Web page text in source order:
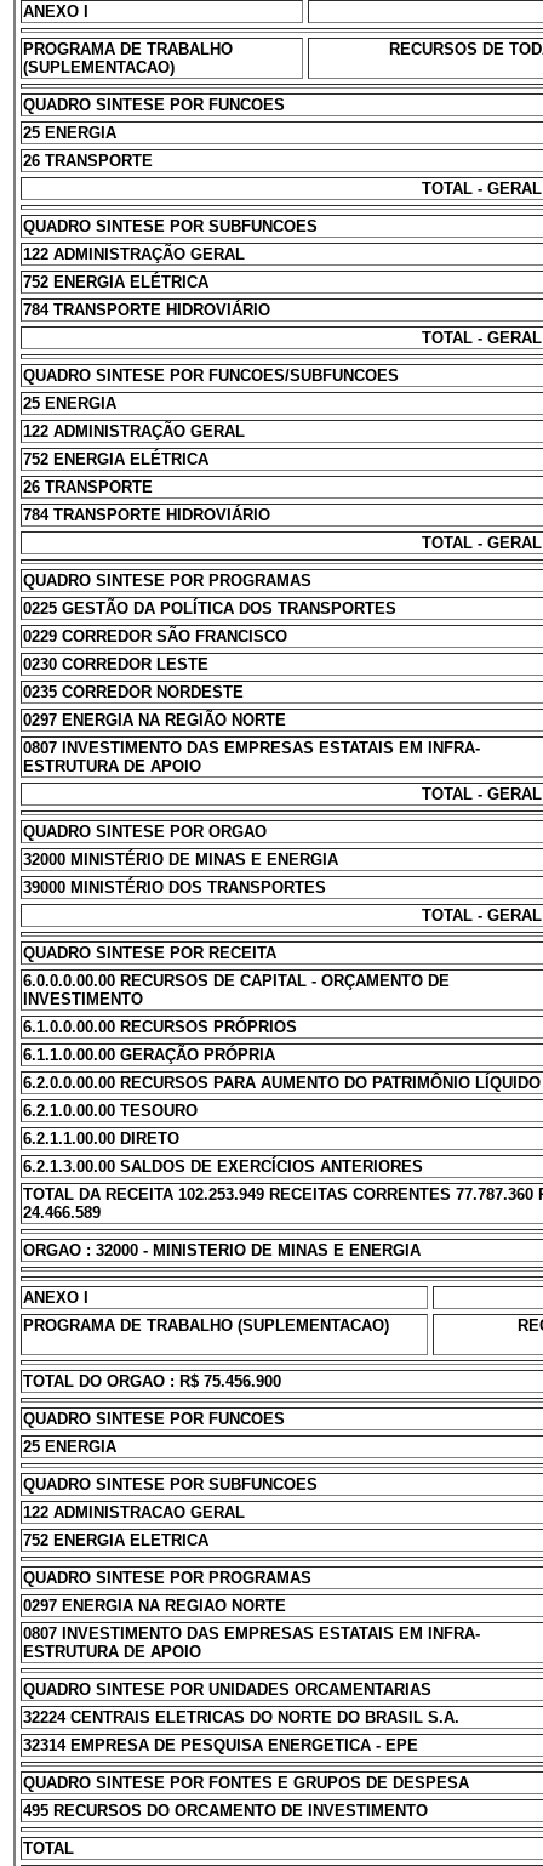
ANEXO I
PROGRAMA DE TRABALHO
(SUPLEMENTACAO)
RECURSOS DE
QUADRO SINTESE POR FUNCOES
25 ENERGIA
26 TRANSPORTE
TOTAL - GERAL
QUADRO SINTESE POR SUBFUNCOES
122 ADMINISTRAÇÃO GERAL
752 ENERGIA ELÉTRICA
784 TRANSPORTE HIDROVIÁRIO
TOTAL - GERAL
QUADRO SINTESE POR FUNCOES/SUBFUNCOES
25 ENERGIA
122 ADMINISTRAÇÃO GERAL
752 ENERGIA ELÉTRICA
26 TRANSPORTE
784 TRANSPORTE HIDROVIÁRIO
TOTAL - GERAL
QUADRO SINTESE POR PROGRAMAS
0225 GESTÃO DA POLÍTICA DOS TRANSPORTES
0229 CORREDOR SÃO FRANCISCO
0230 CORREDOR LESTE
0235 CORREDOR NORDESTE
0297 ENERGIA NA REGIÃO NORTE
0807 INVESTIMENTO DAS EMPRESAS ESTATAIS EM INFRA-
ESTRUTURA DE APOIO
TOTAL - GERAL
QUADRO SINTESE POR ORGAO
32000 MINISTÉRIO DE MINAS E ENERGIA
39000 MINISTÉRIO DOS TRANSPORTES
TOTAL - GERAL
QUADRO SINTESE POR RECEITA
6.0.0.0.00.00 RECURSOS DE CAPITAL - ORÇAMENTO DE
INVESTIMENTO
6.1.0.0.00.00 RECURSOS PRÓPRIOS
6.1.1.0.00.00 GERAÇÃO PRÓPRIA
6.2.0.0.00.00 RECURSOS PARA AUMENTO DO PATRIMÔNIO LÍQUIDO
6.2.1.0.00.00 TESOURO
6.2.1.1.00.00 DIRETO
6.2.1.3.00.00 SALDOS DE EXERCÍCIOS ANTERIORES
TOTAL DA RECEITA 102.253.949 RECEITAS CORRENTES 77.787.360
24.466.589
ORGAO : 32000 - MINISTERIO DE MINAS E ENERGIA
ANEXO I
PROGRAMA DE TRABALHO (SUPLEMENTACAO)
TOTAL DO ORGAO : R$ 75.456.900
QUADRO SINTESE POR FUNCOES
25 ENERGIA
QUADRO SINTESE POR SUBFUNCOES
122 ADMINISTRACAO GERAL
752 ENERGIA ELETRICA
QUADRO SINTESE POR PROGRAMAS
0297 ENERGIA NA REGIAO NORTE
0807 INVESTIMENTO DAS EMPRESAS ESTATAIS EM INFRA-
ESTRUTURA DE APOIO
QUADRO SINTESE POR UNIDADES ORCAMENTARIAS
32224 CENTRAIS ELETRICAS DO NORTE DO BRASIL S.A.
32314 EMPRESA DE PESQUISA ENERGETICA - EPE
QUADRO SINTESE POR FONTES E GRUPOS DE DESPESA
495 RECURSOS DO ORCAMENTO DE INVESTIMENTO
TOTAL